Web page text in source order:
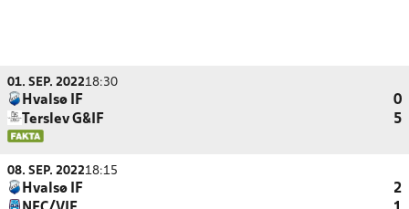
01. SEP. 202218:30
Hvalsø IF
0
Terslev G&IF
5
08. SEP. 202218:15
Hvalsø IF
2